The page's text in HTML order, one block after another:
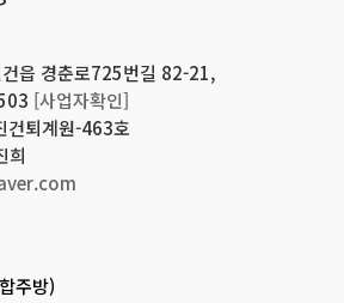
읍 경춘로725번길 82-21,
[사업자확인]
건퇴계원-463호
희
주방)